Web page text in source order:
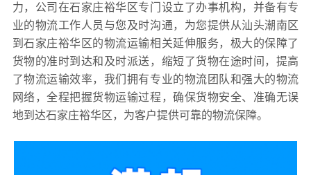
力，公司在石家庄裕华区专门设立了办事机构，并备有专
业的物流工作人员与您及时沟通，为您提供从汕头潮南区
到石家庄裕华区的物流运输相关延伸服务，极大的保障了
货物的准时到达和及时派送，缩短了货物在途时间，提高
了物流运输效率，我们拥有专业的物流团队和强大的物流
网络，全程把握货物运输过程，确保货物安全、准确无误
地到达石家庄裕华区，为客户提供可靠的物流保障。